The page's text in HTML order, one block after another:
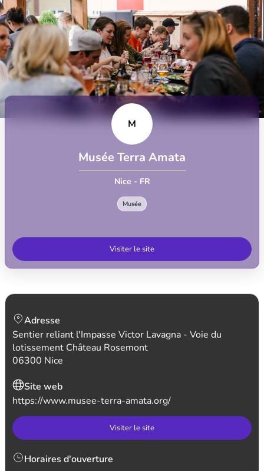
M
Musée Terra Amata
Nice - FR
Musée
Visiter le site
Adresse
Sentier reliant l'Impasse Victor Lavagna - Voie du
lotissement Château Rosemont
06300 Nice
Site web
https://www.musee-terra-amata.org/
Visiter le site
Horaires d'ouverture